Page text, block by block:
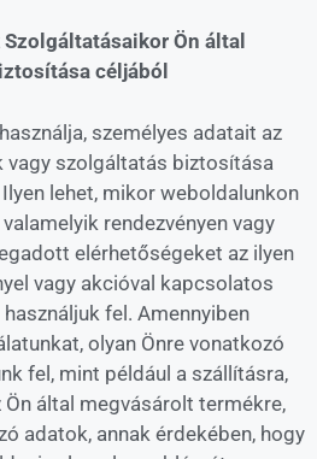
Ön által
céljából
személyes adatait az
vagy szolgáltatás biztosítása
lehet, mikor weboldalunkon
rendezvényen vagy
elérhetőségeket az ilyen
vagy akcióval kapcsolatos
fel. Amennyiben
olyan Önre vonatkozó
fel, mint például a szállításra,
Ön által megvásárolt termékre,
adatok, annak érdekében, hogy